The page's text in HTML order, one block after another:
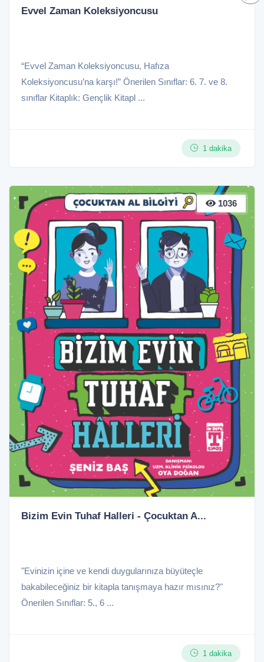
Evvel Zaman Koleksiyoncusu
“Evvel Zaman Koleksiyoncusu, Hafıza
Koleksiyoncusu’na karşı!” Önerilen Sınıflar: 6. 7. ve 8.
sınıflar Kitaplık: Gençlik Kitapl ...
1 dakika
1036
Bizim Evin Tuhaf Halleri - Çocuktan A...
"Evinizin içine ve kendi duygularınıza büyüteçle
bakabileceğiniz bir kitapla tanışmaya hazır mısınız?"
Önerilen Sınıflar: 5., 6 ...
1 dakika